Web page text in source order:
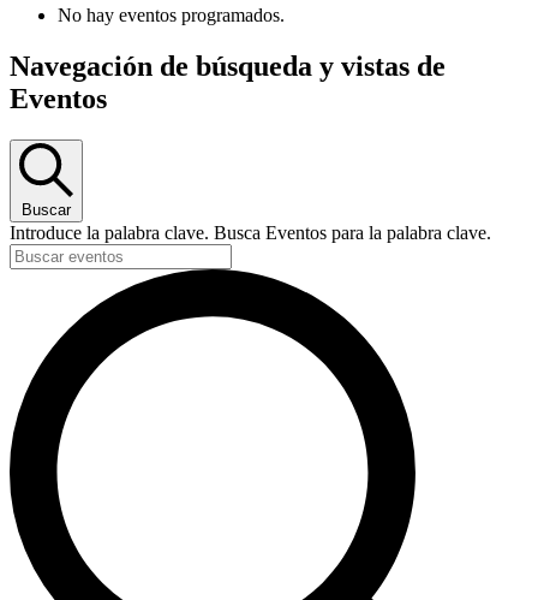
No hay eventos programados.
Navegación de búsqueda y vistas de
Eventos
Buscar
Introduce la palabra clave. Busca Eventos para la palabra clave.